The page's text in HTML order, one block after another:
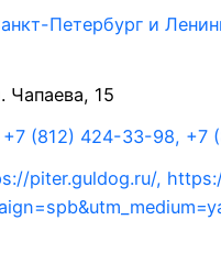
Петербург и
Чапаева, 15
+7 (812) 424-33-98, +7
piter.guldog.ru/,